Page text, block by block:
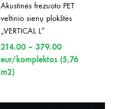
Akustinės frezuoto PET
veltinio sienų plokštės
„VERTICAL L”
214.00 – 379.00Price
range:
eur/komplektas (5,76
m2)